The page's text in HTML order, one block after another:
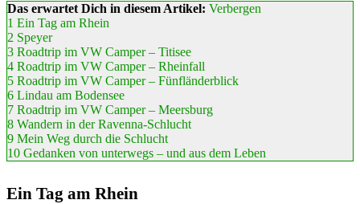
Das erwartet Dich in diesem Artikel: Verbergen
1 Ein Tag am Rhein
2 Speyer
3 Roadtrip im VW Camper – Titisee
4 Roadtrip im VW Camper – Rheinfall
5 Roadtrip im VW Camper – Fünfländerblick
6 Lindau am Bodensee
7 Roadtrip im VW Camper – Meersburg
8 Wandern in der Ravenna-Schlucht
9 Mein Weg durch die Schlucht
10 Gedanken von unterwegs – und aus dem Leben
Ein Tag am Rhein